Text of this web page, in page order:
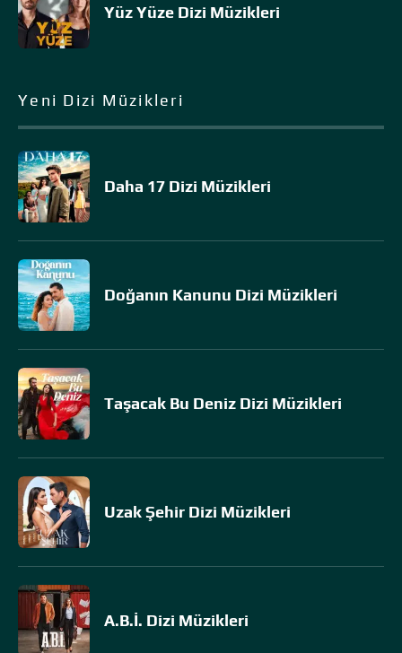
Yüz Yüze Dizi Müzikleri
Yeni Dizi Müzikleri
Daha 17 Dizi Müzikleri
Doğanın Kanunu Dizi Müzikleri
Taşacak Bu Deniz Dizi Müzikleri
Uzak Şehir Dizi Müzikleri
A.B.İ. Dizi Müzikleri